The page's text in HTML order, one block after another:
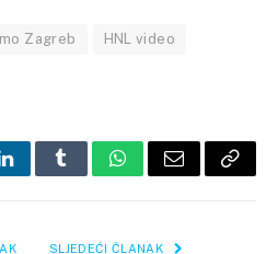
Zagreb HNL video
LinkedInTumblrWhatsApp
Email Copy
SLJEDEĆI ČLANAK